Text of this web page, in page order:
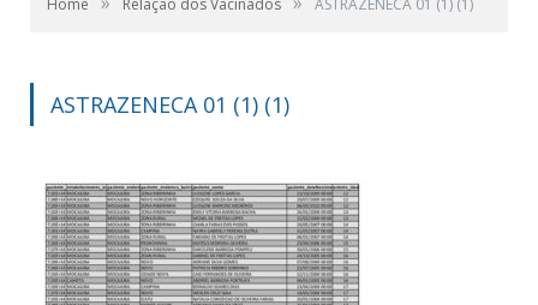
Home Relação dos Vacinados ASTRAZENECA 01 (1) (1)
ASTRAZENECA 01 (1) (1)